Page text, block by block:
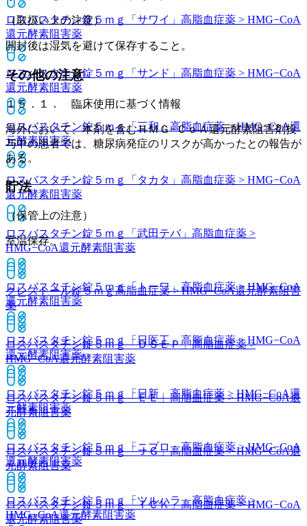
ロスバスタチン錠５ｍｇ「サワイ」 高脂血症薬 > HMG−CoA
還元酵素阻害薬
ロスバスタチン錠５ｍｇ「サンド」 高脂血症薬 > HMG−CoA
還元酵素阻害薬
ロスバスタチン錠５ｍｇ「三和」高脂血症薬 > HMG−CoA還
元酵素阻害薬
ロスバスタチン錠５ｍｇ「タカタ」 高脂血症薬 > HMG−CoA
還元酵素阻害薬
ロスバスタチン錠５ｍｇ「武田テバ」 高脂血症薬 >
HMG−CoA還元酵素阻害薬
ロスバスタチン錠５ｍｇ「トーワ」 高脂血症薬 > HMG−CoA
還元酵素阻害薬
ロスバスタチン錠５ｍｇ「日医工」 高脂血症薬 > HMG−CoA
還元酵素阻害薬
ロスバスタチン錠５ｍｇ「日新」 高脂血症薬 > HMG−CoA還
元酵素阻害薬
ロスバスタチン錠５ｍｇ「ニプロ」高脂血症薬 > HMG−CoA
還元酵素阻害薬
ロスバスタチン錠５ｍｇ「ツルハラ」高脂血症薬 >
HMG−CoA還元酵素阻害薬
（取扱い上の注意）
開封後は湿気を避けて保存すること。
その他の注意
１５．１． 臨床使用に基づく情報
海外において、本剤を含むＨＭＧ−ＣｏＡ還元酵素阻害剤投
与中の患者では、糖尿病発症のリスクが高かったとの報告が
ある。
貯法
（保管上の注意）
室温保存。
クレストール錠５ｍｇ高脂血症薬 > HMG−CoA還元酵素阻害
薬
ロスバスタチン錠５ｍｇ「ＤＳＥＰ」高脂血症薬 >
HMG−CoA還元酵素阻害薬
ロスバスタチン錠５ｍｇ「ＥＥ」高脂血症薬 > HMG−CoA還
元酵素阻害薬
ロスバスタチン錠５ｍｇ「ＪＧ」高脂血症薬 > HMG−CoA還
元酵素阻害薬
ロスバスタチン錠５ｍｇ「ＴＣＫ」高脂血症薬 > HMG−CoA
還元酵素阻害薬